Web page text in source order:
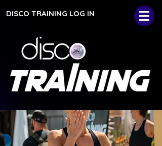
DISCO TRAINING LOG IN